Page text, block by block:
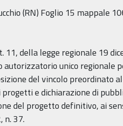
(RN) Foglio 15 mappale
11, della legge regionale 19
autorizzatorio unico regionale
del vincolo preordinato
e dichiarazione di
del progetto definitivo, ai
n. 37.